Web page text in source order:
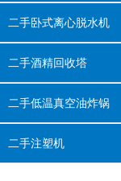
二手卧式离心脱水机
二手酒精回收塔
二手低温真空油炸锅
二手注塑机